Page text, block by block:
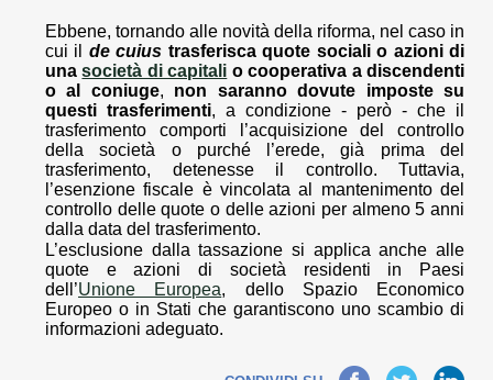
Ebbene, tornando alle novità della riforma, nel caso in
cui il de cuius trasferisca quote sociali o azioni di
unasocietà di capitali o cooperativa a discendenti
o al coniuge, non saranno dovute imposte su
questi trasferimenti, a condizione - però - che il
trasferimento comporti l’acquisizione del controllo
della società o purché l’erede, già prima del
trasferimento, detenesse il controllo. Tuttavia,
l’esenzione fiscale è vincolata al mantenimento del
controllo delle quote o delle azioni per almeno 5 anni
dalla data del trasferimento.
L’esclusione dalla tassazione si applica anche alle
quote e azioni di società residenti in Paesi
dell’Unione Europea, dello Spazio Economico
Europeo o in Stati che garantiscono uno scambio di
informazioni adeguato.
Facebook TwitterLinkedIn